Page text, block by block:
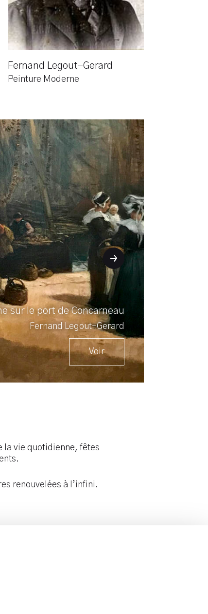
Fernand Legout-Gerard
Peinture Moderne
sur le port de Concarneau
Fernand Legout-Gerard
Voir
la vie quotidienne, fêtes
renouvelées à l’infini.